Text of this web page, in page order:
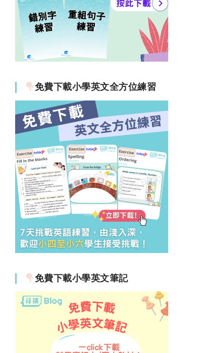
免費下載小學英文全方位練習
免費下載小學英文筆記